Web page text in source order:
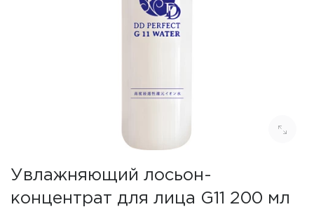
Увлажняющий лосьон-
концентрат для лица G11 200 мл